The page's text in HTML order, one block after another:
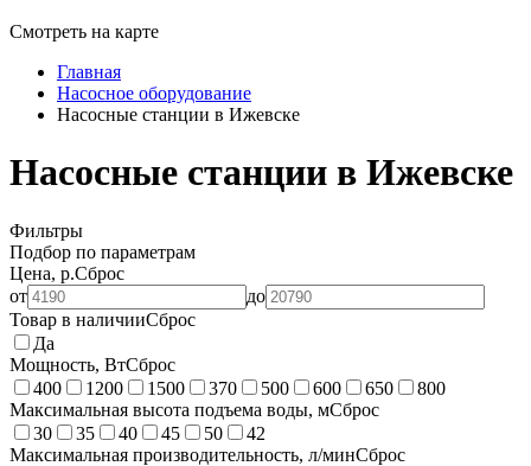
Смотреть на карте
Главная
Насосное оборудование
Насосные станции в Ижевске
Насосные станции в Ижевске
Фильтры
Подбор по параметрам
Цена, р.Сброс
от
до
Товар в наличииСброс
Да
Мощность, ВтСброс
400
1200 1500 370 500 600 650
800
Максимальная высота подъема воды, мСброс
30
35 40 45 50
42
Максимальная производительность, л/минСброс